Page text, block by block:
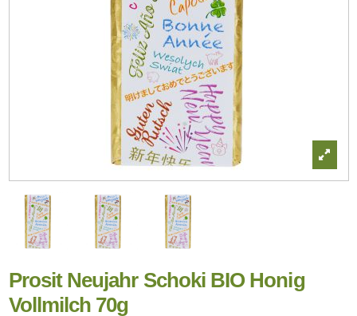
Prosit Neujahr Schoki BIO Honig
Vollmilch 70g